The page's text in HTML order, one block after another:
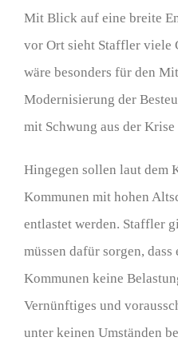
Mit Blick auf eine breite
vor Ort sieht Staffler viele
wäre besonders für den
Modernisierung der
mit Schwung aus der Krise
Hingegen sollen laut dem
Kommunen mit hohen
entlastet werden. Staffler
müssen dafür sorgen,
Kommunen keine
Vernünftiges und
unter keinen Umständen